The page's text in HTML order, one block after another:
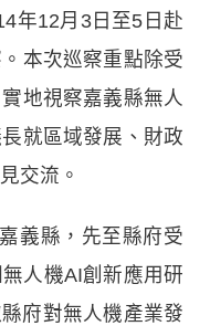
年12月3日至5日赴
本次巡察重點除受
地視察嘉義縣無人
就區域發展、財政
交流。
義縣，先至縣府受
人機AI創新應用研
府對無人機產業發